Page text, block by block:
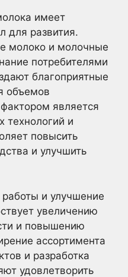
имеет
для развития.
молоко и молочные
потребителями
благоприятные
объемов
является
технологий и
повысить
и улучшить
и улучшение
увеличению
и повышению
ассортимента
и разработка
удовлетворить